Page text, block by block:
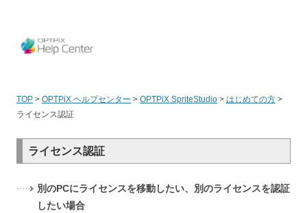
TOP > OPTPiX ヘルプセンター > OPTPiX SpriteStudio > はじめての方 >
ライセンス認証
ライセンス認証
別のPCにライセンスを移動したい、別のライセンスを認証
したい場合